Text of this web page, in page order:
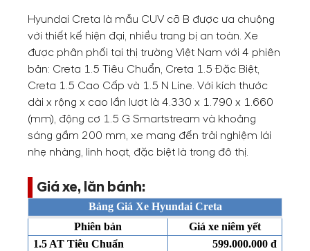
Hyundai Creta là mẫu CUV cỡ B được ưa chuộng
với thiết kế hiện đại, nhiều trang bị an toàn. Xe
được phân phối tại thị trường Việt Nam với 4 phiên
bản: Creta 1.5 Tiêu Chuẩn, Creta 1.5 Đặc Biệt,
Creta 1.5 Cao Cấp và 1.5 N Line. Với kích thước
dài x rộng x cao lần lượt là 4.330 x 1.790 x 1.660
(mm), động cơ 1.5 G Smartstream và khoảng
sáng gầm 200 mm, xe mang đến trải nghiệm lái
nhẹ nhàng, linh hoạt, đặc biệt là trong đô thị.
Giá xe, lăn bánh:
Bảng Giá Xe Hyundai Creta
Phiên bản
Giá xe niêm yết
1.5 AT Tiêu Chuẩn
599.000.000 đ